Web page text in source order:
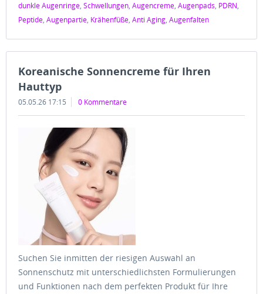
dunkle Augenringe, Schwellungen, Augencreme, Augenpads, PDRN,
Peptide, Augenpartie, Krähenfüße, Anti Aging, Augenfalten
Koreanische Sonnencreme für Ihren
Hauttyp
05.05.26 17:15 0 Kommentare
Suchen Sie inmitten der riesigen Auswahl an
Sonnenschutz mit unterschiedlichsten Formulierungen
und Funktionen nach dem perfekten Produkt für Ihre